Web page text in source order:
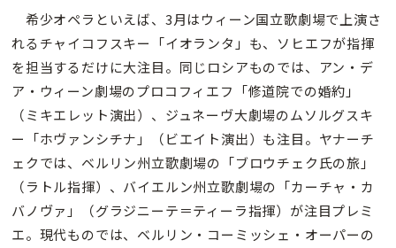
希少オペラといえば、3月はウィーン国立歌劇場で上演さ
れるチャイコフスキー「イオランタ」も、ソヒエフが指揮
を担当するだけに大注目。同じロシアものでは、アン・デ
ア・ウィーン劇場のプロコフィエフ「修道院での婚約」
（ミキエレット演出）、ジュネーヴ大劇場のムソルグスキ
ー「ホヴァンシチナ」（ビエイト演出）も注目。ヤナーチ
ェクでは、ベルリン州立歌劇場の「ブロウチェク氏の旅」
（ラトル指揮）、バイエルン州立歌劇場の「カーチャ・カ
バノヴァ」（グラジニーテ＝ティーラ指揮）が注目プレミ
エ。現代ものでは、ベルリン・コーミッシェ・オーパーの